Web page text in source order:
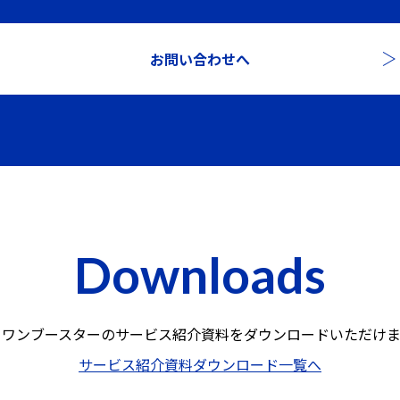
お問い合わせへ
Downloads
ンブースターのサービス紹介資料をダウンロードいただけ
サービス紹介資料ダウンロード一覧へ